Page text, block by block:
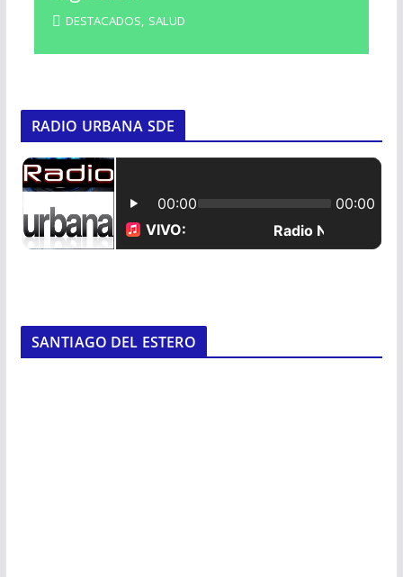
DESTACADOS, SALUD
RADIO URBANA SDE
SANTIAGO DEL ESTERO